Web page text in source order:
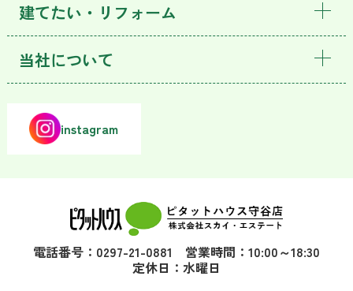
建てたい・リフォーム
当社について
instagram
電話番号：0297-21-0881 営業時間：10:00～18:30
定休日：水曜日